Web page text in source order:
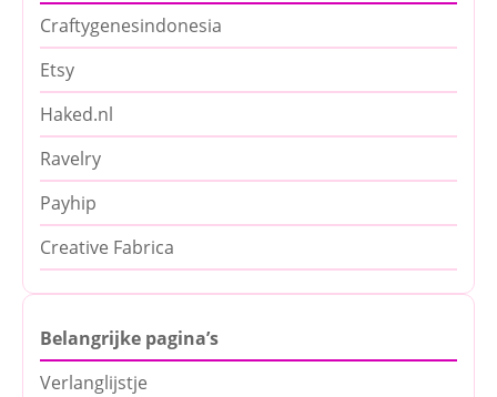
Craftygenesindonesia
Etsy
Haked.nl
Ravelry
Payhip
Creative Fabrica
Belangrijke pagina’s
Verlanglijstje